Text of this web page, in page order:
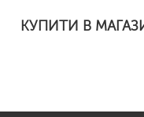
КУПИТИ В